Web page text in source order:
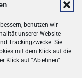
benutzen wir
unserer Website
Trackingzwecke. Sie
mit dem Klick auf die
Klick auf"Ablehnen"